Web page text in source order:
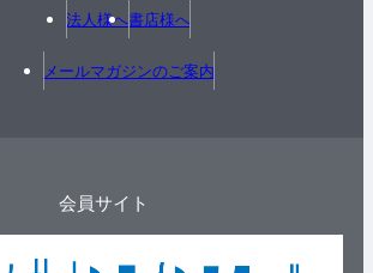
法人様へ書店様へ
メールマガジンのご案内
会員サイト